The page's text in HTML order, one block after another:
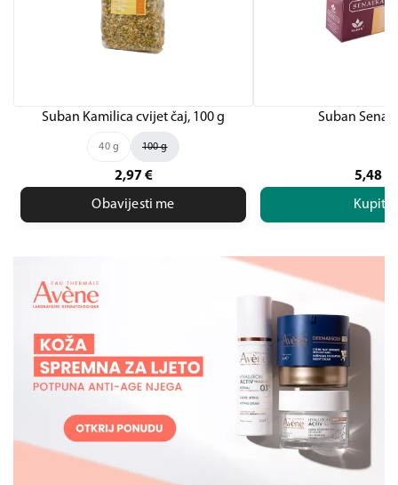
Suban Kamilica cvijet čaj, 100 g
40 g 100 g
2,97 €
Obavijesti me
Suban
5,48
Kupite